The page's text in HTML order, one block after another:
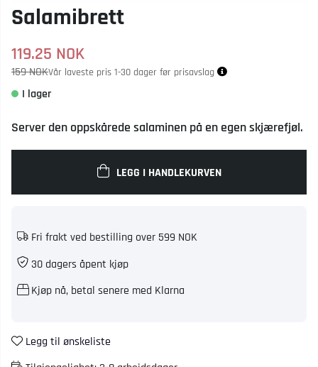
Salamibrett
119.25 NOK
159 NOKVår laveste pris 1-30 dager før prisavslag
Server den oppskårede salaminen på en egen skjærefjøl.
LEGG I HANDLEKURVEN
Fri frakt ved bestilling over 599 NOK
30 dagers åpent kjøp
Kjøp nå, betal senere med Klarna
Legg til ønskeliste